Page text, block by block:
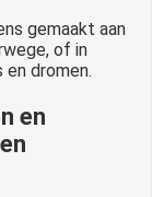
gemaakt aan
of in
dromen.
en